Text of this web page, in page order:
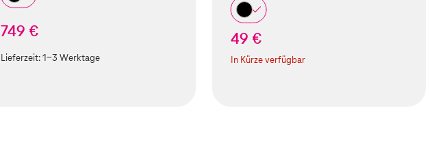
749 €
Lieferzeit:1-3 Werktage
49 €
In Kürze verfügbar